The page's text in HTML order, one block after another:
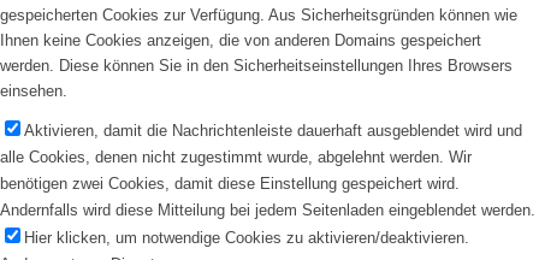
gespeicherten Cookies zur Verfügung. Aus Sicherheitsgründen können wie
Ihnen keine Cookies anzeigen, die von anderen Domains gespeichert
werden. Diese können Sie in den Sicherheitseinstellungen Ihres Browsers
einsehen.
Aktivieren, damit die Nachrichtenleiste dauerhaft ausgeblendet wird und
alle Cookies, denen nicht zugestimmt wurde, abgelehnt werden. Wir
benötigen zwei Cookies, damit diese Einstellung gespeichert wird.
Andernfalls wird diese Mitteilung bei jedem Seitenladen eingeblendet werden.
Hier klicken, um notwendige Cookies zu aktivieren/deaktivieren.